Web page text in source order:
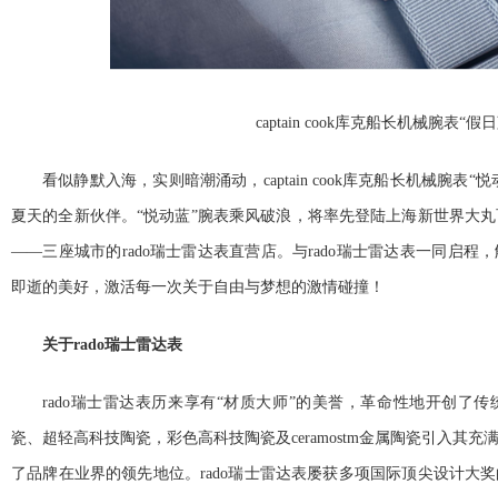
captain cook库克船长机械腕表“假
看似静默入海，实则暗潮涌动，captain cook库克船长机械腕表“
夏天的全新伙伴。“悦动蓝”腕表乘风破浪，将率先登陆上海新世界大
——三座城市的rado瑞士雷达表直营店。与rado瑞士雷达表一同启程
即逝的美好，激活每一次关于自由与梦想的激情碰撞！
关于rado瑞士雷达表
rado瑞士雷达表历来享有“材质大师”的美誉，革命性地开创了
瓷、超轻高科技陶瓷，彩色高科技陶瓷及ceramostm金属陶瓷引入其充
了品牌在业界的领先地位。rado瑞士雷达表屡获多项国际顶尖设计大